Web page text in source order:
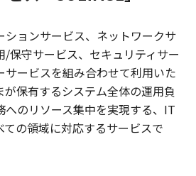
ションサービス、ネットワークサ
/保守サービス、セキュリティサー
サービスを組み合わせて利用いた
保有するシステム全体の運用負
へのリソース集中を実現する、IT
の領域に対応するサービスで